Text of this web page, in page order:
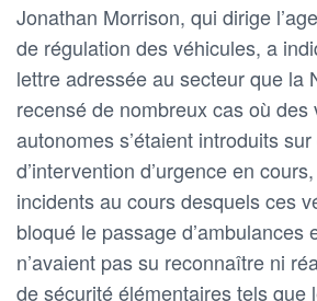
Jonathan Morrison, qui dirige
de régulation des véhicules, a
lettre adressée au secteur que la
recensé de nombreux cas où des
autonomes s’étaient introduits
d’intervention d’urgence en
incidents au cours desquels ces
bloqué le passage d’ambulances
n’avaient pas su reconnaître ni
de sécurité élémentaires tels que